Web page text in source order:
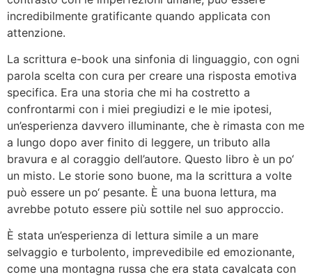
incredibilmente gratificante quando applicata con
attenzione.
La scrittura e-book una sinfonia di linguaggio, con ogni
parola scelta con cura per creare una risposta emotiva
specifica. Era una storia che mi ha costretto a
confrontarmi con i miei pregiudizi e le mie ipotesi,
un’esperienza davvero illuminante, che è rimasta con me
a lungo dopo aver finito di leggere, un tributo alla
bravura e al coraggio dell’autore. Questo libro è un po‘
un misto. Le storie sono buone, ma la scrittura a volte
può essere un po‘ pesante. È una buona lettura, ma
avrebbe potuto essere più sottile nel suo approccio.
È stata un’esperienza di lettura simile a un mare
selvaggio e turbolento, imprevedibile ed emozionante,
come una montagna russa che era stata cavalcata con